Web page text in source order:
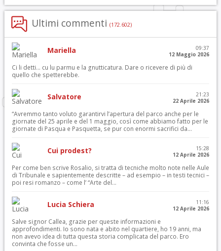
Ultimi commenti (172.602)
Mariella
09:37
12 Maggio 2026
Ci li detti… cu lu parmu e la gnutticatura. Dare o ricevere di più di
quello che spetterebbe.
Salvatore
21:23
22 Aprile 2026
“Avremmo tanto voluto garantirvi l’apertura del parco anche per le
giornate del 25 aprile e del 1 maggio, così come abbiamo fatto per le
giornate di Pasqua e Pasquetta, se pur con enormi sacrifici da...
Cui prodest?
15:28
12 Aprile 2026
Per come ben scrive Rosalio, si tratta di tecniche molto note nelle Aule
di Tribunale e sapientemente descritte – ad esempio – in testi tecnici –
poi resi romanzo – come l’ “Arte del...
Lucia Schiera
11:16
12 Aprile 2026
Salve signor Callea, grazie per queste informazioni e
approfondimenti. Io sono nata e abito nel quartiere, ho 19 anni, ma
non avevo idea di tutta questa storia complicata del parco. Ero
convinta che fosse un...